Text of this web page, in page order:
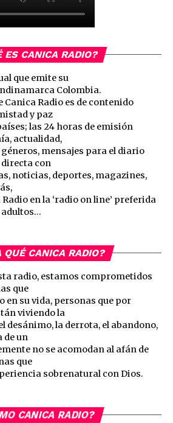
ES CANICA RADIO?
que emite su
Colombia.
Radio es de contenido
y paz
las 24 horas de emisión
actualidad,
mensajes para el diario
con
noticias, deportes, magazines,
en la ‘radio on line’ preferida
adultos…
QUÉ CANICA RADIO?
radio, estamos comprometidos
que
en su vida, personas que por
viviendo la
desánimo, la derrota, el abandono,
de un
no se acomodan al afán de
que
sobrenatural con Dios.
CANICA RADIO?